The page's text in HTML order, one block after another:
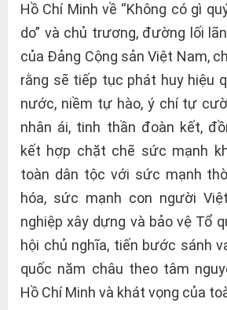
Hồ Chí Minh về “Không có gì
do” và chủ trương, đường lối
của Đảng Cộng sản Việt Nam,
rằng sẽ tiếp tục phát huy hiệu
nước, niềm tự hào, ý chí tự
nhân ái, tinh thần đoàn kết,
kết hợp chặt chẽ sức mạnh
toàn dân tộc với sức mạnh
hóa, sức mạnh con người
nghiệp xây dựng và bảo vệ Tổ
hội chủ nghĩa, tiến bước sánh
quốc năm châu theo tâm
Hồ Chí Minh và khát vọng của